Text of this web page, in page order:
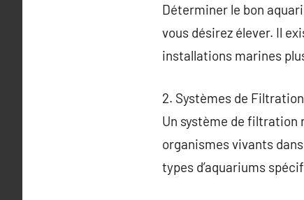
Déterminer le bon
vous désirez élever. Il
installations marines
2. Systèmes de
Un système de filtration
organismes vivants
types d’aquariums